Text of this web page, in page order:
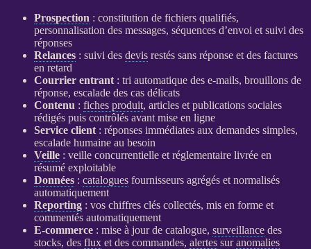
Prospection : constitution de fichiers qualifiés,
personnalisation des messages, séquences d’envoi et suivi des
réponses
Relances: suivi des devisrestés sans réponse et des factures
en retard
Courrier entrant: tri automatique des e-mails, brouillons de
réponse, escalade des cas délicats
Contenu : fiches produit, articles et publications sociales
rédigés puis contrôlés avant mise en ligne
Service client: réponses immédiates aux demandes simples,
escalade humaine au besoin
Veille: veille concurrentielleet réglementaire livrée en
résumé exploitable
Données: cataloguesfournisseurs agrégés et normalisés
automatiquement
Reporting: vos chiffres clés collectés, mis en forme et
commentés automatiquement
E-commerce: mise à jour de catalogue, surveillancedes
stocks, des fluxet des commandes, alertessuranomalies